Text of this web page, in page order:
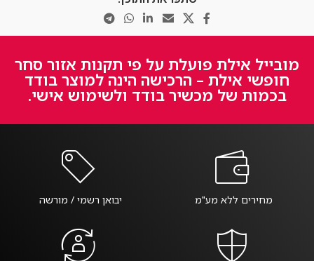
מובייל אילת פועלת על פי תקנות אזור סחר
חופשי אילת – הרכישה הינה למוצר בודד
בכמות של מכשיר בודד ולשימוש אישי.
מחירים ללא מע"מ יבואן רשמי / מורשה